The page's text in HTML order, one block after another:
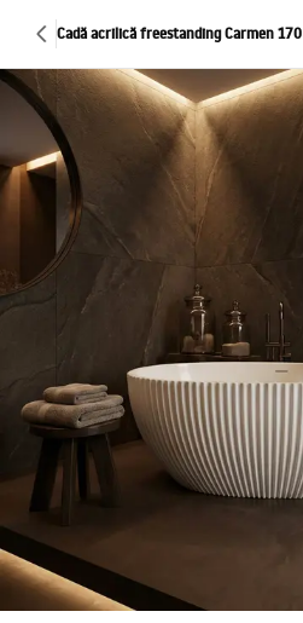
Cadă acrilică freestanding Carmen 170